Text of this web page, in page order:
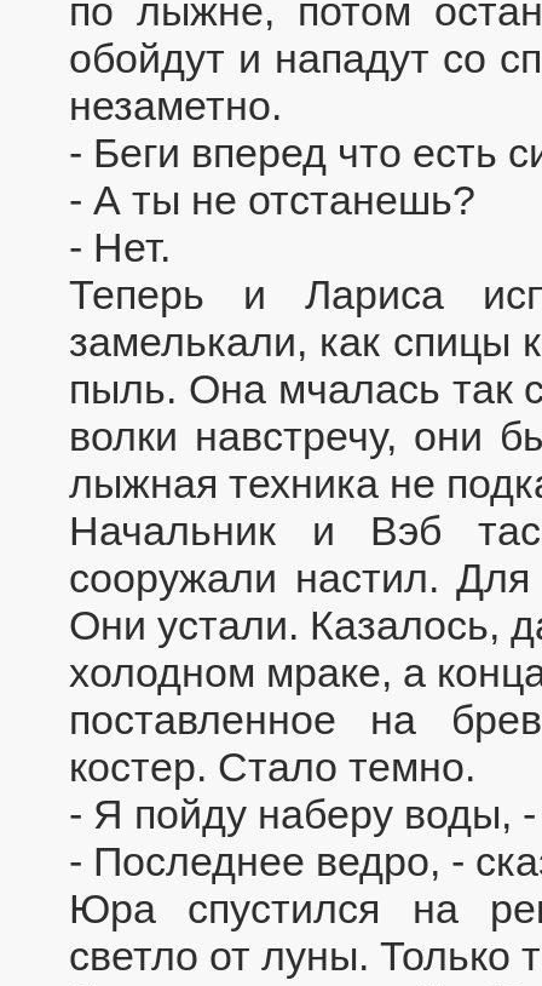
по лыжне, потом
обойдут и нападут со
незаметно.
- Беги вперед что есть
- А ты не отстанешь?
- Нет.
Теперь и Лариса
замелькали, как спицы
пыль. Она мчалась так
волки навстречу, они
лыжная техника не
Начальник и Вэб
сооружали настил.
Они устали. Казалось,
холодном мраке, а
поставленное на
костер. Стало темно.
- Я пойду наберу воды,
- Последнее ведро, -
Юра спустился на
светло от луны. Только